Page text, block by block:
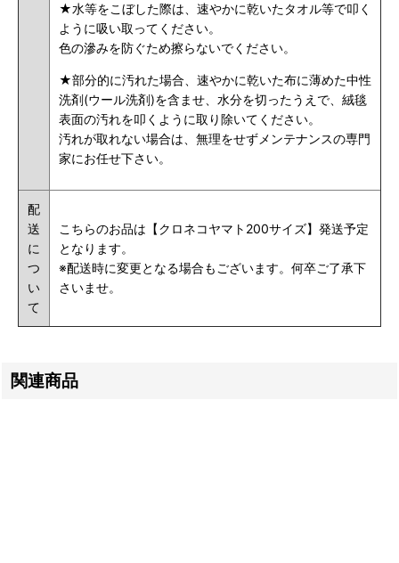
★水等をこぼした際は、速やかに乾いたタオル等で叩く
ように吸い取ってください。
色の滲みを防ぐため擦らないでください。
★部分的に汚れた場合、速やかに乾いた布に薄めた中性
洗剤(ウール洗剤)を含ませ、水分を切ったうえで、絨毯
表面の汚れを叩くように取り除いてください。
汚れが取れない場合は、無理をせずメンテナンスの専門
家にお任せ下さい。
配
送
に
つ
い
て
こちらのお品は【クロネコヤマト200サイズ】発送予定
となります。
※配送時に変更となる場合もございます。何卒ご了承下
さいませ。
関連商品